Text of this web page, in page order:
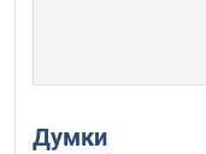
Думки